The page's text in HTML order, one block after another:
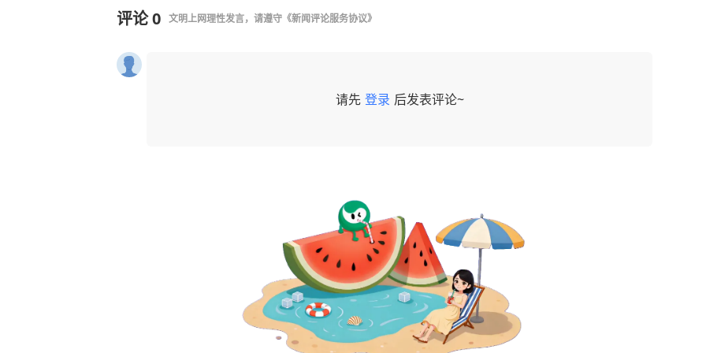
评论0 文明上网理性发言，请遵守 《新闻评论服务协议》
请先 登录 后发表评论~